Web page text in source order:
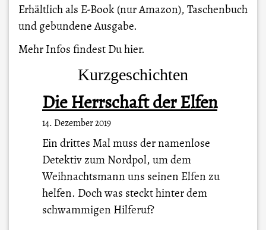
Erhältlich als E-Book (nur Amazon), Taschenbuch
und gebundene Ausgabe.
Mehr Infos findest Duhier.
Kurzgeschichten
Die Herrschaft der Elfen
14. Dezember 2019
Ein drittes Mal muss der namenlose
Detektiv zum Nordpol, um dem
Weihnachtsmann uns seinen Elfen zu
helfen. Doch was steckt hinter dem
schwammigen Hilferuf?